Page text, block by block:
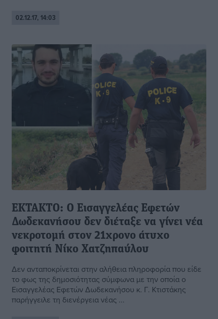
02.12.17, 14:03
EΚΤΑΚΤΟ: Ο Εισαγγελέας Εφετών
Δωδεκανήσου δεν διέταξε να γίνει νέα
νεκροτομή στον 21χρονο άτυχο
φοιτητή Νίκο Χατζηπαύλου
Δεν ανταποκρίνεται στην αλήθεια πληροφορία που είδε
το φως της δημοσιότητας σύμφωνα με την οποία ο
Εισαγγελέας Εφετών Δωδεκανήσου κ. Γ. Κτιστάκης
παρήγγειλε τη διενέργεια νέας ...